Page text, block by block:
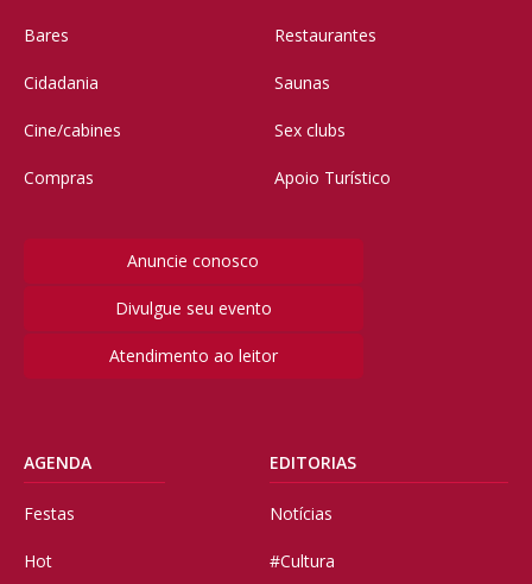
Bares
Cidadania
Cine/cabines
Compras
Restaurantes
Saunas
Sex clubs
Apoio Turístico
Anuncie conosco
Divulgue seu evento
Atendimento ao leitor
AGENDA
Festas
Hot
EDITORIAS
Notícias
#Cultura